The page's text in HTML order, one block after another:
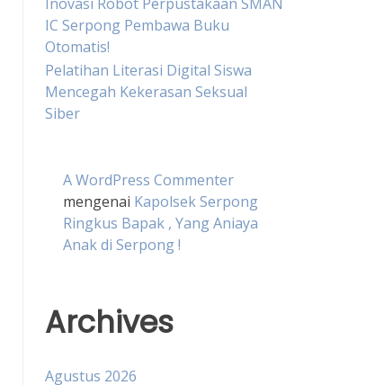
IC Serpong Pembawa Buku
Otomatis!
Pelatihan Literasi Digital Siswa
Mencegah Kekerasan Seksual
Siber
A WordPress Commenter
mengenai Kapolsek Serpong
Ringkus Bapak , Yang Aniaya
Anak di Serpong !
Archives
Agustus 2026